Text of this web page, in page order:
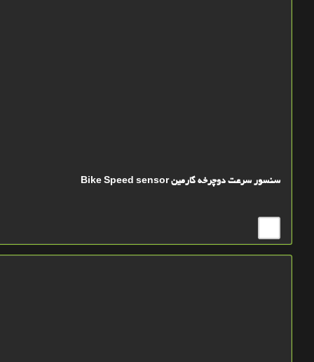
سنسور سرعت دوچرخه گارمین Bike Speed sensor